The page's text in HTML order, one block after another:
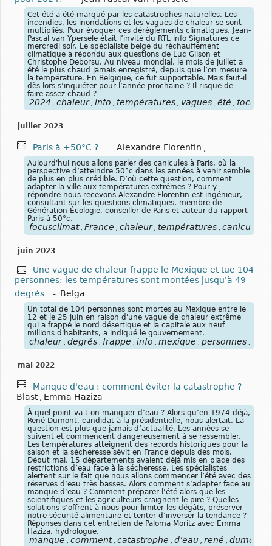
Cet été a été marqué par les catastrophes naturelles. Les
incendies, les inondations et les vagues de chaleur se sont
multipliés. Pour évoquer ces dérèglements climatiques, Jean-
Pascal van Ypersele était l’invité du RTL info Signatures ce
mercredi soir. Le spécialiste belge du réchauffement
climatique a répondu aux questions de Luc Gilson et
Christophe Deborsu. Au niveau mondial, le mois de juillet a
été le plus chaud jamais enregistré, depuis que l’on mesure
la température. En Belgique, ce fut supportable. Mais faut-il
dès lors s’inquiéter pour l’année prochaine ? Il risque de
faire assez chaud ?
2024 chaleur info températures vagues été
juillet 2023
Paris à +50°C ? - Alexandre Florentin ,
Aujourd'hui nous allons parler des canicules à Paris, où la
perspective d’atteindre 50°c dans les années à venir semble
de plus en plus crédible. D’où cette question, comment
adapter la ville aux températures extrêmes ? Pour y
répondre nous recevons Alexandre Florentin est ingénieur,
consultant sur les questions climatiques, membre de
Génération Écologie, conseiller de Paris et auteur du rapport
Paris à 50°c.
focusclimat , France , chaleur , températures , canicules
juin 2023
Une vague de chaleur frappe le Mexique et tue 104
personnes: les températures sont montées jusqu'à 49
degrés
- Belga
Un total de 104 personnes sont mortes au Mexique entre le
12 et le 25 juin en raison d'une vague de chaleur extrême
qui a frappé le nord désertique et la capitale aux neuf
millions d'habitants, a indiqué le gouvernement.
chaleur degrés frappe info mexique personnes
mai 2022
Manque d'eau : comment éviter la catastrophe ?
-
Blast , Emma Haziza
À quel point va-t-on manquer d’eau ? Alors qu’en 1974 déjà,
René Dumont, candidat à la présidentielle, nous alertait. La
question est plus que jamais d’actualité. Les années se
suivent et commencent dangereusement à se ressembler.
Les températures atteignent des records historiques pour la
saison et la sécheresse sévit en France depuis des mois.
Début mai, 15 départements avaient déjà mis en place des
restrictions d’eau face à la sécheresse. Les spécialistes
alertent sur le fait que nous allons commencer l’été avec des
réserves d’eau très basses. Alors comment s’adapter face au
manque d’eau ? Comment préparer l’été alors que les
scientifiques et les agriculteurs craignent le pire ? Quelles
solutions s’offrent à nous pour limiter les dégâts, préserver
notre sécurité alimentaire et tenter d’inverser la tendance ?
Réponses dans cet entretien de Paloma Moritz avec Emma
Haziza, hydrologue.
manque , comment , catastrophe , d’eau , rené , dumont